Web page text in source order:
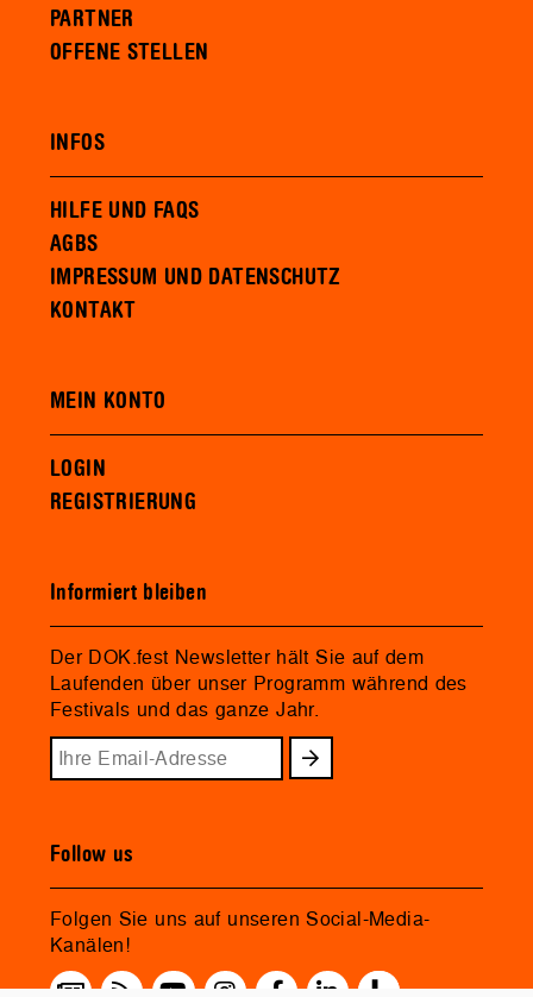
PARTNER
OFFENE STELLEN
INFOS
HILFE UND FAQS
AGBS
IMPRESSUM UND DATENSCHUTZ
KONTAKT
MEIN KONTO
LOGIN
REGISTRIERUNG
Informiert bleiben
Der DOK.fest Newsletter hält Sie auf dem
Laufenden über unser Programm während des
Festivals und das ganze Jahr.
Follow us
Folgen Sie uns auf unseren Social-Media-
Kanälen!